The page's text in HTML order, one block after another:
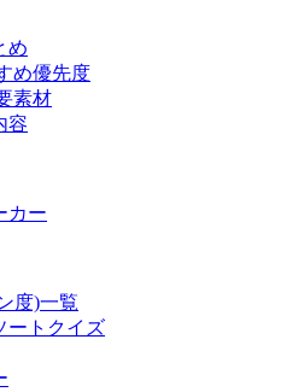
め
め優先度
素材
容
カー
度)一覧
ートクイズ